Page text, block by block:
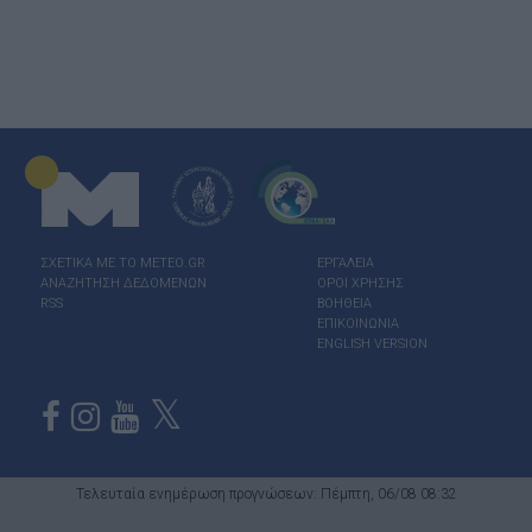
ΣΧΕΤΙΚΑ ΜΕ ΤΟ ΜΕΤΕΟ.GR
ΑΝΑΖΗΤΗΣΗ ΔΕΔΟΜΕΝΩΝ
RSS
ΕΡΓΑΛΕΙΑ
ΟΡΟΙ ΧΡΗΣΗΣ
ΒΟΗΘΕΙΑ
ΕΠΙΚΟΙΝΩΝΙΑ
ENGLISH VERSION
Τελευταία ενημέρωση προγνώσεων: Πέμπτη, 06/08 08:32